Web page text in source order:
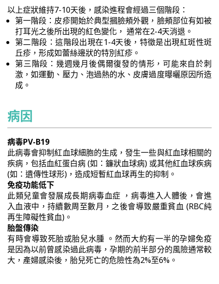
以上症狀維持7-10天後，感染進程會經過三個階段：
第一階段：皮疹開始於典型摑臉頰外觀，臉頰部位有如被
打耳光之後所出現的紅色變化， 通常在2-4天消退。
第二階段：這階段出現在1-4天後，特徵是出現紅斑性斑
丘疹，形成如蕾絲邊狀的特別紅疹。
第三階段：幾週幾月後偶爾復發的情形，可能來自於刺
激，如運動、壓力、泡過熱的水、皮膚過度曝曬原因所造
成。
病因
病毒PV-B19
此病毒會抑制紅血球細胞的生成，發生一些與紅血球相關的
疾病，包括血紅蛋白病 (如：鐮狀血球病) 或其他紅血球疾病
(如：遺傳性球形)，造成短暫紅血球再生的抑制。
免疫功能低下
此類兒童會發展成長期病毒血症 ，病毒進入人體後，會進
入血液中，持續數周至數月，之後會導致嚴重貧血 (RBC純
再生障礙性貧血)。
胎盤傳染
有時會導致死胎或胎兒水腫 。然而大約有一半的孕婦免疫
是因為以前曾感染過此病毒，孕期的前半部分的風險通常較
大，產婦感染後，胎兒死亡的危險性為2%至6%。